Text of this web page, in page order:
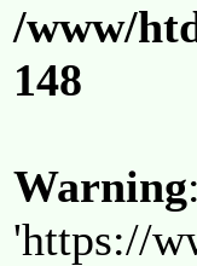
/www/
148
Warning
'https://